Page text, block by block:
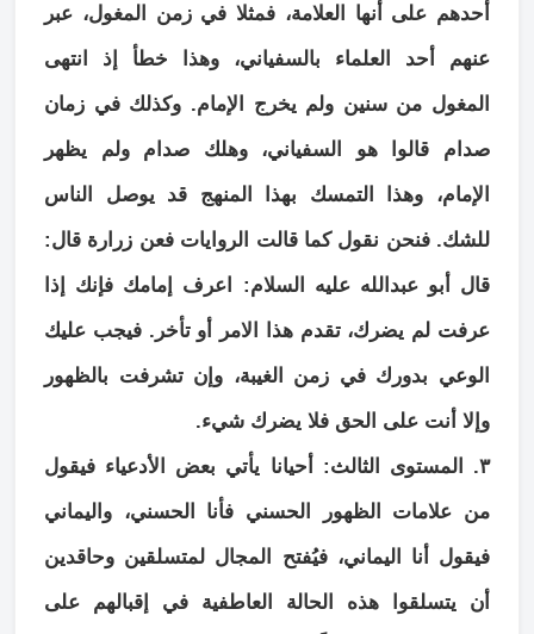
أحدهم على أنها العلامة، فمثلا في زمن المغول، عبر
عنهم أحد العلماء بالسفياني، وهذا خطأ إذ انتهى
المغول من سنين ولم يخرج الإمام. وكذلك في زمان
صدام قالوا هو السفياني، وهلك صدام ولم يظهر
الإمام، وهذا التمسك بهذا المنهج قد يوصل الناس
للشك. فنحن نقول كما قالت الروايات فعن زرارة قال:
قال أبو عبدالله عليه السلام: اعرف إمامك فإنك إذا
عرفت لم يضرك، تقدم هذا الامر أو تأخر. فيجب عليك
الوعي بدورك في زمن الغيبة، وإن تشرفت بالظهور
وإلا أنت على الحق فلا يضرك شيء.
٣. المستوى الثالث: أحيانا يأتي بعض الأدعياء فيقول
من علامات الظهور الحسني فأنا الحسني، واليماني
فيقول أنا اليماني، فيُفتح المجال لمتسلقين وحاقدين
أن يتسلقوا هذه الحالة العاطفية في إقبالهم على